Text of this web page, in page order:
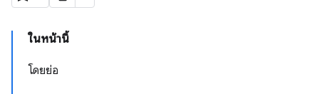
ในหน้านี้
โดยย่อ